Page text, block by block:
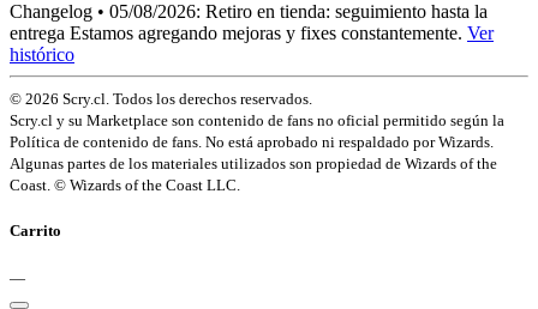
Changelog • 05/08/2026: Retiro en tienda: seguimiento hasta la
entrega Estamos agregando mejoras y fixes constantemente. Ver
histórico
© 2026 Scry.cl. Todos los derechos reservados.
Scry.cl y su Marketplace son contenido de fans no oficial permitido según la
Política de contenido de fans. No está aprobado ni respaldado por Wizards.
Algunas partes de los materiales utilizados son propiedad de Wizards of the
Coast. © Wizards of the Coast LLC.
Carrito
—